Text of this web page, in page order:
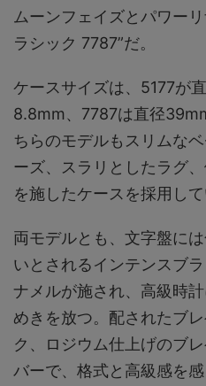
ムーンフェイズとパワー
ラシック 7787”だ。
ケースサイズは、5177が
8.8mm、7787は直径
ちらのモデルもスリムな
ーズ、スラリとしたラグ
を施したケースを採用して
両モデルとも、文字盤に
いとされるインテンスブ
ナメルが施され、高級時
めきを放つ。配されたブ
ク、ロジウム仕上げのブ
バーで、格式と高級感を